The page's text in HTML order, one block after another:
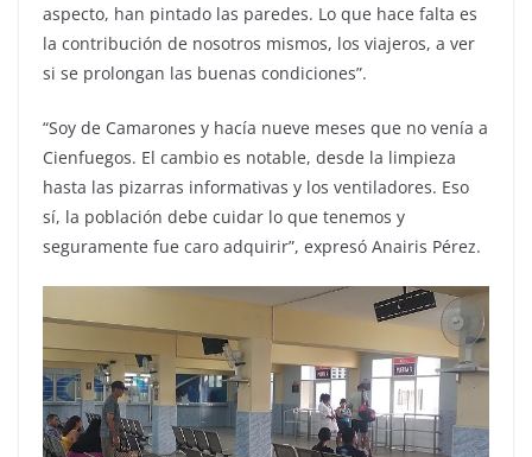
aspecto, han pintado las paredes. Lo que hace falta es
la contribución de nosotros mismos, los viajeros, a ver
si se prolongan las buenas condiciones”.
“Soy de Camarones y hacía nueve meses que no venía a
Cienfuegos. El cambio es notable, desde la limpieza
hasta las pizarras informativas y los ventiladores. Eso
sí, la población debe cuidar lo que tenemos y
seguramente fue caro adquirir”, expresó Anairis Pérez.